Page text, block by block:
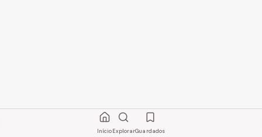
InícioExplorarGuardados